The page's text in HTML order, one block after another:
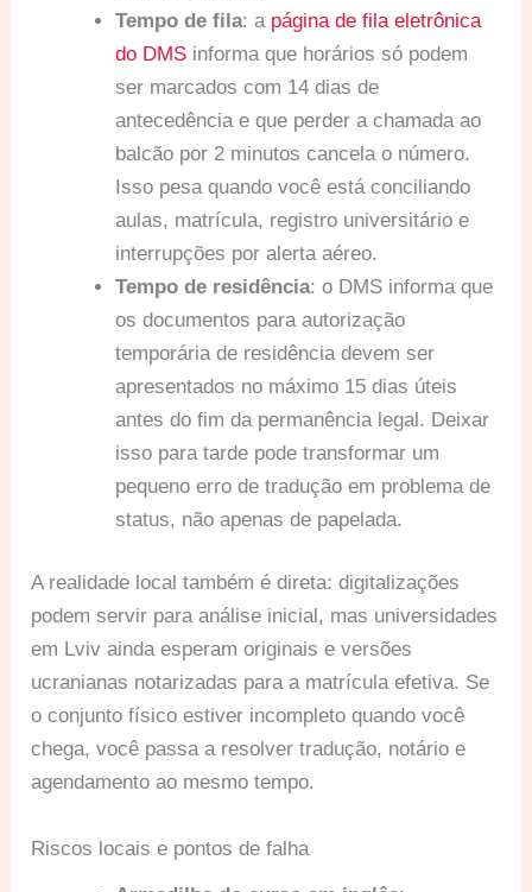
Tempo de fila: a página de fila eletrônica
do DMS informa que horários só podem
ser marcados com 14 dias de
antecedência e que perder a chamada ao
balcão por 2 minutos cancela o número.
Isso pesa quando você está conciliando
aulas, matrícula, registro universitário e
interrupções por alerta aéreo.
Tempo de residência: o DMS informa que
os documentos para autorização
temporária de residência devem ser
apresentados no máximo 15 dias úteis
antes do fim da permanência legal. Deixar
isso para tarde pode transformar um
pequeno erro de tradução em problema de
status, não apenas de papelada.
A realidade local também é direta: digitalizações
podem servir para análise inicial, mas universidades
em Lviv ainda esperam originais e versões
ucranianas notarizadas para a matrícula efetiva. Se
o conjunto físico estiver incompleto quando você
chega, você passa a resolver tradução, notário e
agendamento ao mesmo tempo.
Riscos locais e pontos de falha